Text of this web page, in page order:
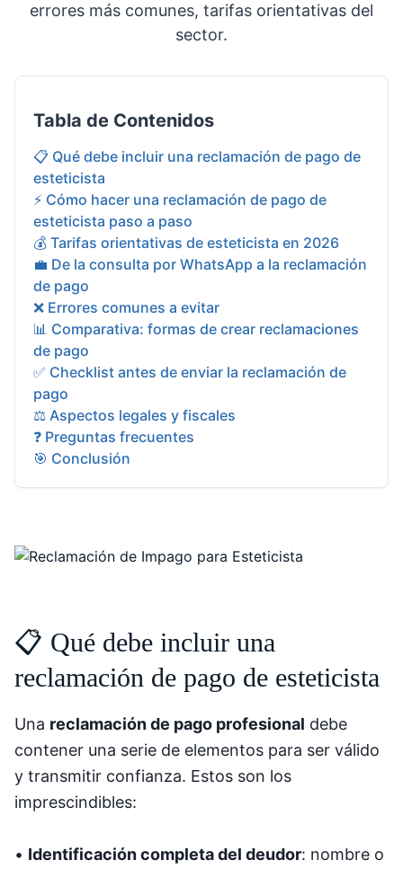
errores más comunes, tarifas orientativas del
sector.
Tabla de Contenidos
📋 Qué debe incluir una reclamación de pago de
esteticista
⚡ Cómo hacer una reclamación de pago de
esteticista paso a paso
💰 Tarifas orientativas de esteticista en 2026
💼 De la consulta por WhatsApp a la reclamación
de pago
❌ Errores comunes a evitar
📊 Comparativa: formas de crear reclamaciones
de pago
✅ Checklist antes de enviar la reclamación de
pago
⚖️ Aspectos legales y fiscales
❓ Preguntas frecuentes
🎯 Conclusión
📋 Qué debe incluir una
reclamación de pago de esteticista
Una reclamación de pago profesional debe
contener una serie de elementos para ser válido
y transmitir confianza. Estos son los
imprescindibles:
• Identificación completa del deudor: nombre o